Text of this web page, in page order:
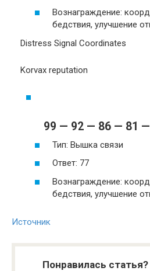
Вознаграждение:
бедствия, улучшение
Distress Signal Coordinates
Korvax reputation
99 — 92 — 86 — 81
Тип: Вышка связи
Ответ: 77
Вознаграждение:
бедствия, улучшение
Источник
Понравилась